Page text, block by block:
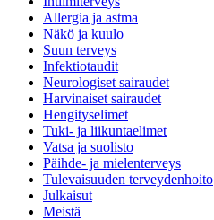
Allergia ja astma
Näkö ja kuulo
Suun terveys
Infektiotaudit
Neurologiset sairaudet
Harvinaiset sairaudet
Hengityselimet
Tuki- ja liikuntaelimet
Vatsa ja suolisto
Päihde- ja mielenterveys
Tulevaisuuden terveydenhoito
Julkaisut
Meistä